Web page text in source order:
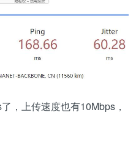
，上传速度也有10Mbps，